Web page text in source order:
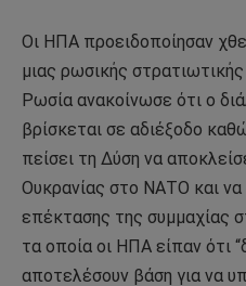
Οι ΗΠΑ προειδοποίησαν
μιας ρωσικής
Ρωσία ανακοίνωσε ότι ο
βρίσκεται σε αδιέξοδο
πείσει τη Δύση να
Ουκρανίας στο ΝΑΤΟ και να
επέκτασης της συμμαχίας
τα οποία οι ΗΠΑ είπαν ότι
αποτελέσουν βάση για να